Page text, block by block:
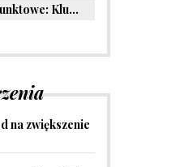
Zgrzewanie punktowe: Kluczowe informacje i zastosowania w przemyśle
na zwiększenie